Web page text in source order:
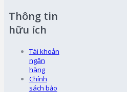
Thông tin
hữu ích
Tài khoản
ngân
hàng
Chính
sách bảo